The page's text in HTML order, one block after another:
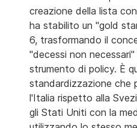
creazione della lista
ha stabilito un "gold
6, trasformando il
"decessi non
strumento di policy. È
standardizzazione che
l'Italia rispetto alla
gli Stati Uniti con la